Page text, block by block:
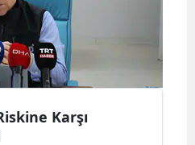
Karşı